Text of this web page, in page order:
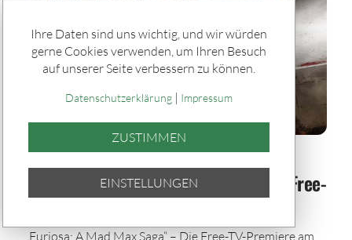
Rätseln & Service / Ratgeber
TV-Tipp: „Furiosa: A Mad Max Saga" – Free-
TV-Premiere am 12. Juli bei RTL
„Furiosa: A Mad Max Saga“ – Die Free-TV-Premiere am
Ihre Daten sind uns wichtig, und wir würden
gerne Cookies verwenden, um Ihren Besuch
auf unserer Seite verbessern zu können.
Datenschutzerklärung| Impressum
ZUSTIMMEN
EINSTELLUNGEN